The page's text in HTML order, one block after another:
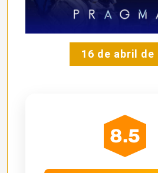
16 de abril de
8.5